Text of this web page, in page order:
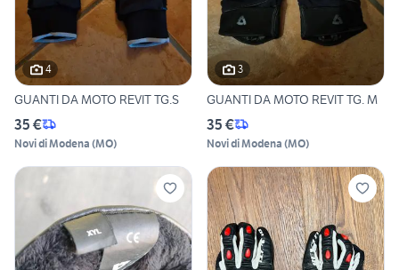
4
GUANTI DA MOTO REVIT TG.S
35 €
Novi di Modena (MO)
3
GUANTI DA MOTO REVIT TG. M
35 €
Novi di Modena (MO)